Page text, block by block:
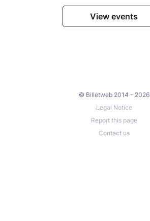
View events
© Billetweb 2014 - 2026
Legal Notice
Report this page
Contact us